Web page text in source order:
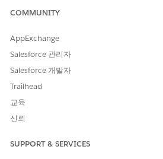
이 템플릿에는 인테이크 또는 처리를 위
리하는 방법을 정의하는 커넥터를 사용하
듭니다.
개선을 위한 의견을 보내
COMMUNITY
AppExchange
Salesforce 관리자
Salesforce 개발자
Trailhead
교육
신뢰
SUPPORT & SERVICES